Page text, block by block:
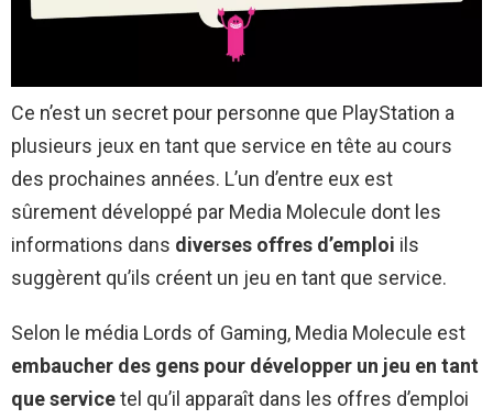
Ce n’est un secret pour personne que PlayStation a
plusieurs jeux en tant que service en tête au cours
des prochaines années. L’un d’entre eux est
sûrement développé par Media Molecule dont les
informations dans diverses offres d’emploi ils
suggèrent qu’ils créent un jeu en tant que service.
Selon le média Lords of Gaming, Media Molecule est
embaucher des gens pour développer un jeu en tant
que servicetel qu’il apparaît dans les offres d’emploi